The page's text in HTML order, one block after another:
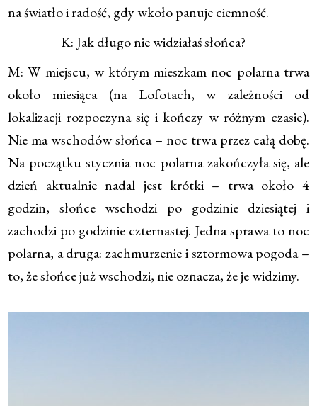
na światło i radość, gdy wkoło panuje ciemność.
K: Jak długo nie widziałaś słońca?
M: W miejscu, w którym mieszkam noc polarna trwa
około miesiąca (na Lofotach, w zależności od
lokalizacji rozpoczyna się i kończy w różnym czasie).
Nie ma wschodów słońca – noc trwa przez całą dobę.
Na początku stycznia noc polarna zakończyła się, ale
dzień aktualnie nadal jest krótki – trwa około 4
godzin, słońce wschodzi po godzinie dziesiątej i
zachodzi po godzinie czternastej. Jedna sprawa to noc
polarna, a druga: zachmurzenie i sztormowa pogoda –
to, że słońce już wschodzi, nie oznacza, że je widzimy.